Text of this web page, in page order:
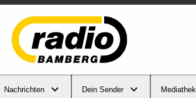
Nachrichten Dein Sender Mediathek